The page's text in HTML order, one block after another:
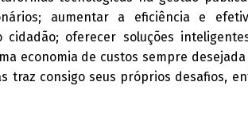
aumentar a eficiência e
cidadão; oferecer soluções
economia de custos sempre
traz consigo seus próprios desafios,